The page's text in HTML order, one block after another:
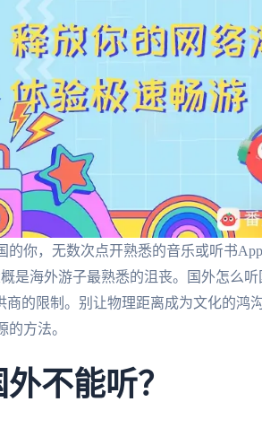
你，无数次点开熟悉的音乐或听书
海外游子最熟悉的沮丧。国外怎么听
商的限制。别让物理距离成为文化的鸿
方法。
不能听？